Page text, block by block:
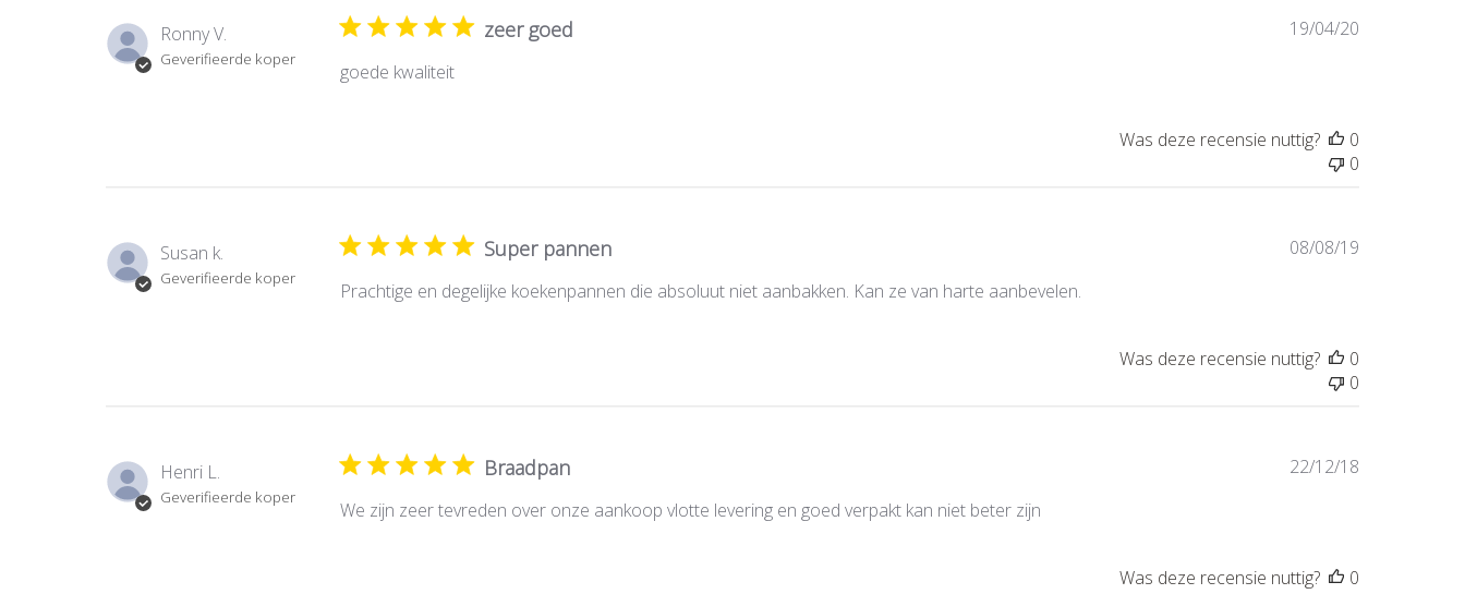
Ronny V.
Geverifieerde koper
zeer goed
goede kwaliteit
19/04/20
Was deze recensie nuttig?
0
0
Susan k.
Geverifieerde koper
Super pannen
Prachtige en degelijke koekenpannen die absoluut niet aanbakken. Kan ze van harte aanbevelen.
08/08/19
Was deze recensie nuttig?
0
0
Henri L.
Geverifieerde koper
Braadpan
We zijn zeer tevreden over onze aankoop vlotte levering en goed verpakt kan niet beter zijn
22/12/18
Was deze recensie nuttig?
0